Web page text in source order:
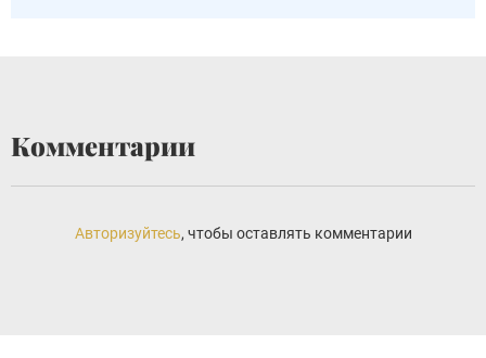
Комментарии
Авторизуйтесь, чтобы оставлять комментарии